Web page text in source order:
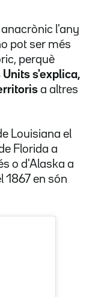
l'any
pot ser més
perquè
s'explica,
a altres
Louisiana el
Florida a
o d'Alaska a
1867 en són